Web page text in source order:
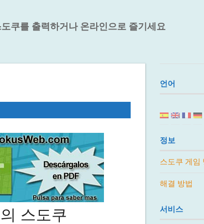
쿠를 출력하거나 온라인으로 즐기세요
스도쿠
언어
정보
스도쿠 게임
해결 방법
서비스